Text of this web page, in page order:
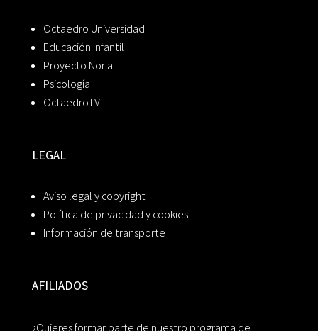
Octaedro Universidad
Educación Infantil
Proyecto Noria
Psicología
OctaedroTV
LEGAL
Aviso legal y copyright
Política de privacidad y cookies
Información de transporte
AFILIADOS
¿Quieres formar parte de nuestro programa de